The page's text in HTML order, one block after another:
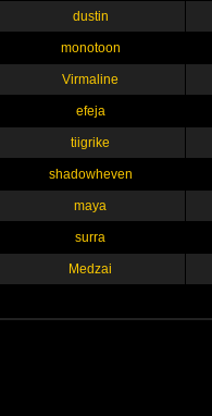
dustin
monotoon
Virmaline
efeja
tiigrike
shadowheven
maya
surra
Medzai